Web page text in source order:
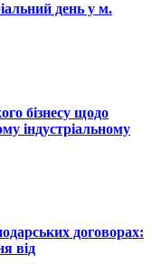
день у м.
бізнесу щодо
індустріальному
договорах:
від